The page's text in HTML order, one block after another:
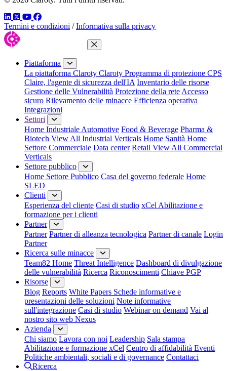
LinkedIn
TwitterYouTube
Facebook
Termini e condizioni / Informativa sulla privacy
Chiudi menu
Piattaforma
La piattaforma Claroty Claroty Programma di protezione CPS
Claire, l'agente di sicurezza dell'IA Inventario delle risorse
Gestione delle Vulnerabilità Protezione della rete Accesso
sicuro Rilevamento delle minacce Efficienza operativa
Integrazioni
Settori
Home Industriale Automotive Food & Beverage Pharma &
Biotech View All Industrial Verticals Home Sanità Home
Settore Commerciale Data center Retail View All Commercial
Verticals
Settore pubblico
Home Settore Pubblico Casa del governo federale Home
SLED
Clienti
Esperienza del cliente Casi di studio xCel Abilitazione e
formazione per i clienti
Partner
Partner Partner di alleanza tecnologica Partner di canale Login
Partner
Ricerca sulle minacce
Team82 Home Threat Intelligence Dashboard di divulgazione
delle vulnerabilità Ricerca Riconoscimenti Chiave PGP
Risorse
Blog Reports White Papers Schede informative e
presentazioni delle soluzioni Note informative
sull'integrazione Casi di studio Webinar on demand Vai al
nostro sito web Nexus
Azienda
Chi siamo Lavora con noi Leadership Sala stampa
Abilitazione e formazione xCel Centro di affidabilità Eventi
Politiche ambientali, sociali e di governance Contattaci
Ricerca